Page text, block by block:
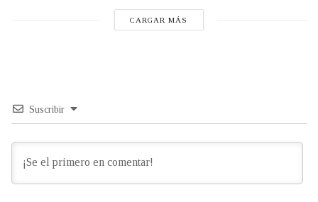
CARGAR MÁS
Suscribir